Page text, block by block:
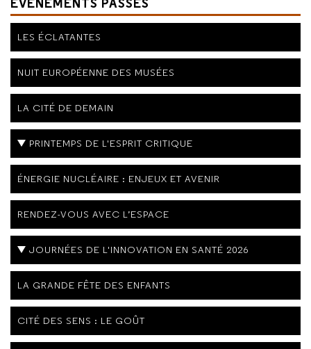
LES ÉCLATANTES
NUIT EUROPÉENNE DES MUSÉES
LA CITÉ DE DEMAIN
PRINTEMPS DE L'ESPRIT CRITIQUE
ÉNERGIE NUCLÉAIRE : ENJEUX ET AVENIR
RENDEZ-VOUS AVEC L’ESPACE
JOURNÉES DE L'INNOVATION EN SANTÉ 2026
LA GRANDE FÊTE DES ENFANTS
CITÉ DES SENS : LE GOÛT